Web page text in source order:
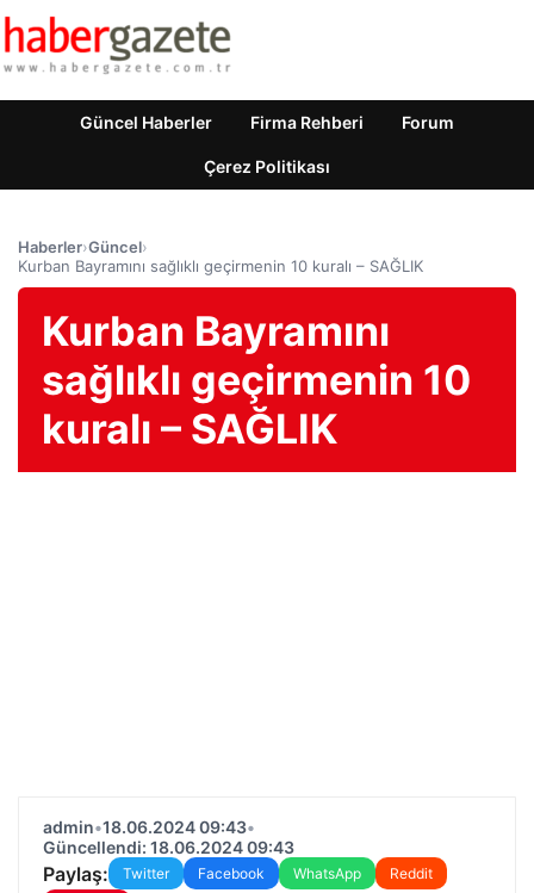
Güncel Haberler Firma Rehberi Forum
Çerez Politikası
Haberler›Güncel›
Kurban Bayramını sağlıklı geçirmenin 10 kuralı – SAĞLIK
Kurban Bayramını
sağlıklı geçirmenin 10
kuralı – SAĞLIK
admin•18.06.2024 09:43•
Güncellendi: 18.06.2024 09:43
Paylaş: Twitter Facebook WhatsApp
Reddit